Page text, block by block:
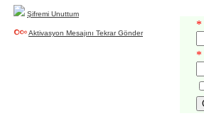
Şifremi Unuttum
Aktivasyon Mesajını Tekrar Gönder
*
*